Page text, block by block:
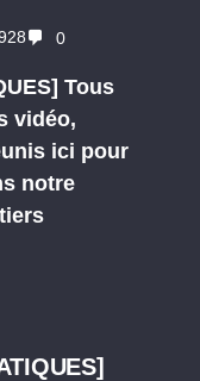
0
Tous
vidéo,
ici pour
notre